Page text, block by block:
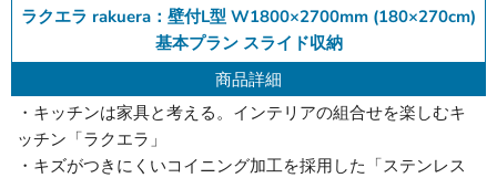
ラクエラ rakuera：壁付L型 W1800×2700mm (180×270cm)
基本プラン スライド収納
商品詳細
・キッチンは家具と考える。インテリアの組合せを楽しむキ
ッチン「ラクエラ」
・キズがつきにくいコイニング加工を採用した「ステンレス